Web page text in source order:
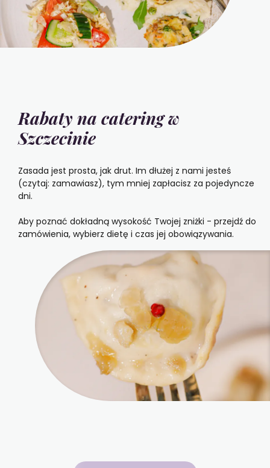
Rabaty na catering w
Szczecinie
Zasada jest prosta, jak drut. Im dłużej z nami jesteś
(czytaj: zamawiasz), tym mniej zapłacisz za pojedyncze
dni.
Aby poznać dokładną wysokość Twojej zniżki - przejdź do
zamówienia, wybierz dietę i czas jej obowiązywania.